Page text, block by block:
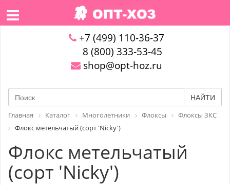
+7 (499) 110-36-37
8 (800) 333-53-45
shop@opt-hoz.ru
НАЙТИ
Главная Каталог Многолетники Флоксы
Флоксы ЗКС
Флокс метельчатый (сорт 'Nicky')
Флокс метельчатый
(сорт 'Nicky')